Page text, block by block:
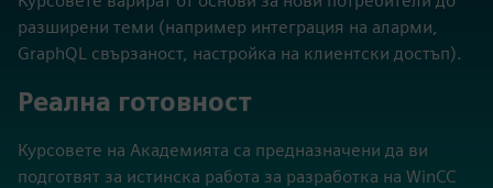
разширени теми (например интеграция на аларми,
GraphQL свързаност, настройка на клиентски достъп).
Реална готовност
Курсовете на Академията са предназначени да ви
подготвят за истинска работа за разработка на WinCC